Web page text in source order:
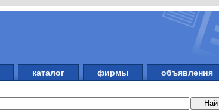
каталог фирмы объявления